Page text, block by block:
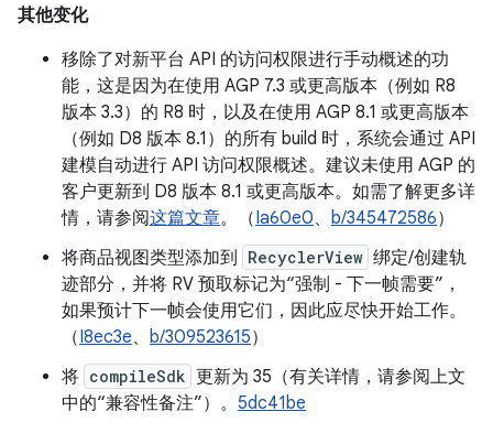
其他变化
移除了对新平台 API 的访问权限进行手动概述的功
能，这是因为在使用 AGP 7.3 或更高版本（例如 R8
版本 3.3）的 R8 时，以及在使用 AGP 8.1 或更高版本
（例如 D8 版本 8.1）的所有 build 时，系统会通过 API
建模自动进行 API 访问权限概述。建议未使用 AGP 的
客户更新到 D8 版本 8.1 或更高版本。如需了解更多详
情，请参阅这篇文章。（Ia60e0、 b/345472586）
将商品视图类型添加到
RecyclerView 绑定/创建轨
迹部分，并将 RV 预取标记为“强制 - 下一帧需要”，
如果预计下一帧会使用它们，因此应尽快开始工作。
（I8ec3e、 b/309523615）
将 compileSdk 更新为 35（有关详情，请参阅上文
中的“兼容性备注”）。 5dc41be